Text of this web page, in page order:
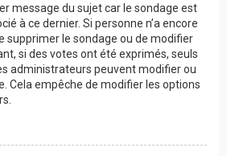
message du sujet car le sondage est
à ce dernier. Si personne n’a encore
supprimer le sondage ou de modifier
si des votes ont été exprimés, seuls
administrateurs peuvent modifier ou
Cela empêche de modifier les options